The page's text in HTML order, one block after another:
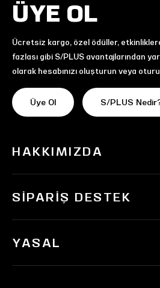
ÜYE OL
Ücretsiz kargo, özel ödüller,
fazlası gibi S/PLUS avantajlarından
olarak hesabınızı oluşturun veya
Üye Ol S/PLUS
HAKKIMIZDA
SIPARIŞ DESTEK
YASAL